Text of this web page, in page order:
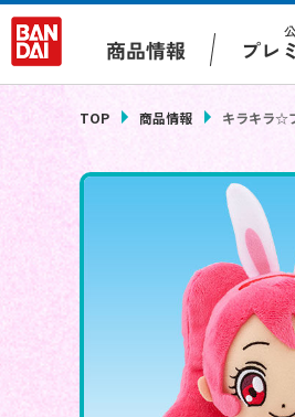
商品情報 プレ
TOP 商品情報 キラキラ☆